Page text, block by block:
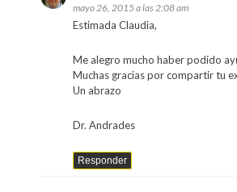
mayo 26, 2015 a las 2:08 am
Estimada Claudia,
Me alegro mucho haber podido
Muchas gracias por compartir tu
Un abrazo
Dr. Andrades
Responder